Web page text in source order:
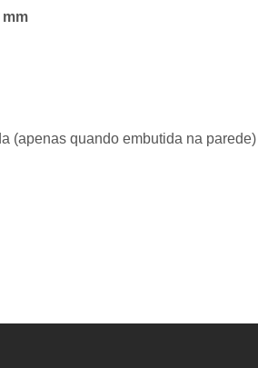
(apenas quando embutida na parede)